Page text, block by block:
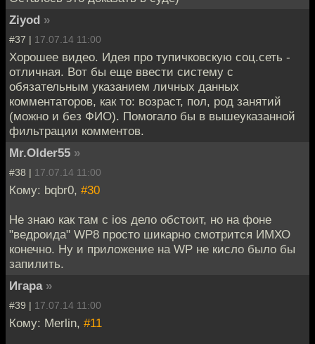
Ziyod »
#37 | 17.07.14 11:00
Хорошее видео. Идея про тупичковскую соц.сеть -
отличная. Вот бы еще ввести систему с
обязательным указанием личных данных
комментаторов, как то: возраст, пол, род занятий
(можно и без ФИО). Помогало бы в вышеуказанной
фильтрации комментов.
Mr.Older55 »
#38 | 17.07.14 11:00
Кому: bqbr0, #30
Не знаю как там с ios дело обстоит, но на фоне
"ведроида" WP8 просто шикарно смотрится ИМХО
конечно. Ну и приложение на WP не кисло было бы
запилить.
Игара »
#39 | 17.07.14 11:00
Кому: Merlin, #11